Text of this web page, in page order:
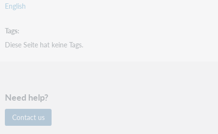
English
Tags
Diese Seite hat keine Tags.
Need help?
Contact us